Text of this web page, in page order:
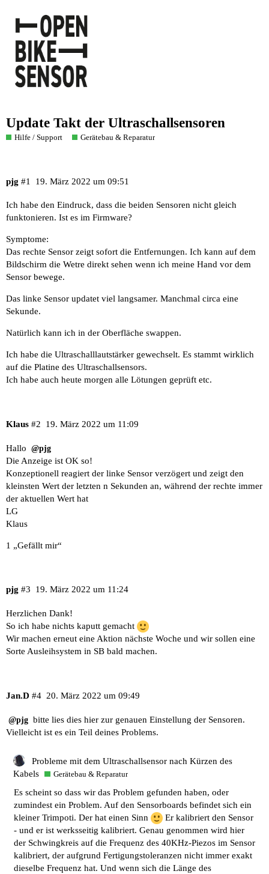
Update Takt der Ultraschallsensoren
Hilfe / Support Gerätebau & Reparatur
pjg 19. März 2022 um 09:51
#1
Ich habe den Eindruck, dass die beiden Sensoren nicht gleich
funktonieren. Ist es im Firmware?
Symptome:
Das rechte Sensor zeigt sofort die Entfernungen. Ich kann auf dem
Bildschirm die Wetre direkt sehen wenn ich meine Hand vor dem
Sensor bewege.
Das linke Sensor updatet viel langsamer. Manchmal circa eine
Sekunde.
Natürlich kann ich in der Oberfläche swappen.
Ich habe die Ultraschalllautstärker gewechselt. Es stammt wirklich
auf die Platine des Ultraschallsensors.
Ich habe auch heute morgen alle Lötungen geprüft etc.
Klaus 19. März 2022 um 11:09
#2
Hallo @pjg
Die Anzeige ist OK so!
Konzeptionell reagiert der linke Sensor verzögert und zeigt den
kleinsten Wert der letzten n Sekunden an, während der rechte immer
der aktuellen Wert hat
LG
Klaus
1 „Gefällt mir“
pjg 19. März 2022 um 11:24
#3
Herzlichen Dank!
So ich habe nichts kaputt gemacht
Wir machen erneut eine Aktion nächste Woche und wir sollen eine
Sorte Ausleihsystem in SB bald machen.
Jan.D 20. März 2022 um 09:49
#4
@pjg bitte lies dies hier zur genauen Einstellung der Sensoren.
Vielleicht ist es ein Teil deines Problems.
Probleme mit dem Ultraschallsensor nach Kürzen des
Kabels
Gerätebau & Reparatur
Es scheint so dass wir das Problem gefunden haben, oder
zumindest ein Problem. Auf den Sensorboards befindet sich ein
kleiner Trimpoti. Der hat einen Sinn
Er kalibriert den Sensor
- und er ist werksseitig kalibriert. Genau genommen wird hier
der Schwingkreis auf die Frequenz des 40KHz-Piezos im Sensor
kalibriert, der aufgrund Fertigungstoleranzen nicht immer exakt
dieselbe Frequenz hat. Und wenn sich die Länge des